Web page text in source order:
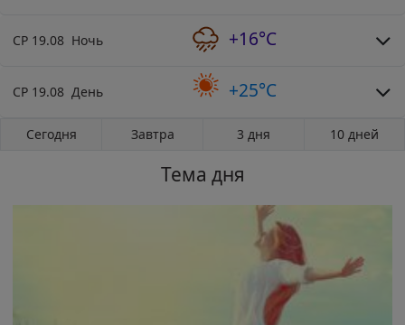
СР 19.08 Ночь +16°C
СР 19.08 День +25°C
Сегодня Завтра 3 дня 10 дней
Тема дня